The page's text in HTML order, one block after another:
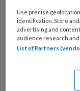
|
thuis
Use precise
identification. Store
advertising and
audience research
List of Partners